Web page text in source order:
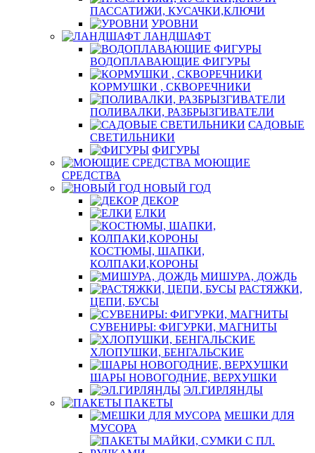
ПАССАТИЖИ, КУСАЧКИ,КЛЮЧИ
УРОВНИ
ЛАНДШАФТ
ВОДОПЛАВАЮЩИЕ ФИГУРЫ
КОРМУШКИ , СКВОРЕЧНИКИ
ПОЛИВАЛКИ, РАЗБРЫЗГИВАТЕЛИ
САДОВЫЕ
СВЕТИЛЬНИКИ
ФИГУРЫ
МОЮЩИЕ
СРЕДСТВА
НОВЫЙ ГОД
ДЕКОР
ЕЛКИ
КОСТЮМЫ, ШАПКИ,
КОЛПАКИ,КОРОНЫ
МИШУРА, ДОЖДЬ
РАСТЯЖКИ,
ЦЕПИ, БУСЫ
СУВЕНИРЫ: ФИГУРКИ, МАГНИТЫ
ХЛОПУШКИ, БЕНГАЛЬСКИЕ
ШАРЫ НОВОГОДНИЕ, ВЕРХУШКИ
ЭЛ.ГИРЛЯНДЫ
ПАКЕТЫ
МЕШКИ ДЛЯ
МУСОРА